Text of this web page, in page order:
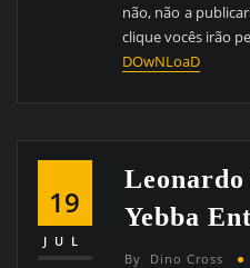
não, não a
clique vocês irão
DOwNLoaD
19
JUL
Leonardo
Yebba
By Dino Cross